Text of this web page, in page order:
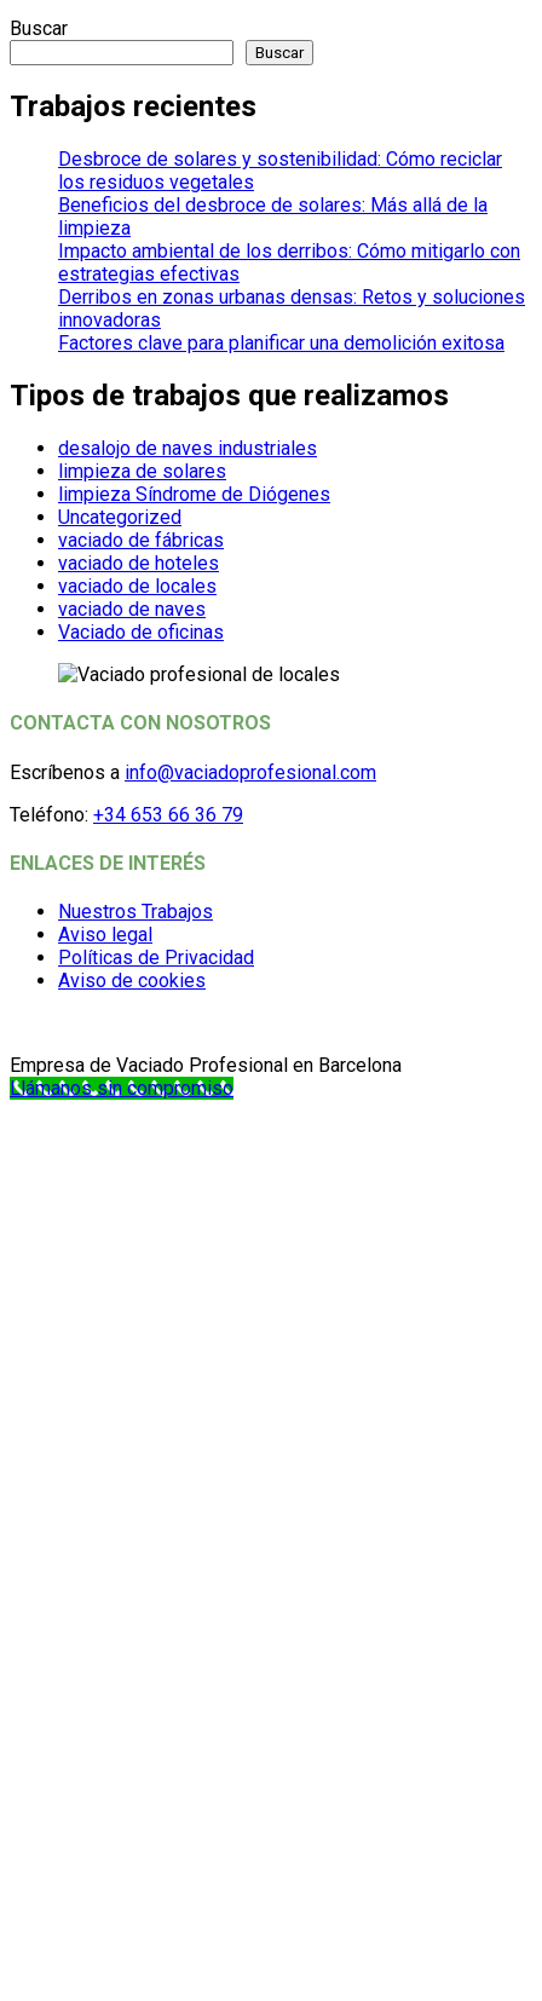
Buscar
Buscar
Trabajos recientes
Desbroce de solares y sostenibilidad: Cómo reciclar
los residuos vegetales
Beneficios del desbroce de solares: Más allá de la
limpieza
Impacto ambiental de los derribos: Cómo mitigarlo con
estrategias efectivas
Derribos en zonas urbanas densas: Retos y soluciones
innovadoras
Factores clave para planificar una demolición exitosa
Tipos de trabajos que realizamos
desalojo de naves industriales
limpieza de solares
limpieza Síndrome de Diógenes
Uncategorized
vaciado de fábricas
vaciado de hoteles
vaciado de locales
vaciado de naves
Vaciado de oficinas
CONTACTA CON NOSOTROS
Escríbenos a info@vaciadoprofesional.com
Teléfono: +34 653 66 36 79
ENLACES DE INTERÉS
Nuestros Trabajos
Aviso legal
Políticas de Privacidad
Aviso de cookies
Empresa de Vaciado Profesional en Barcelona
Llámanos sin compromiso